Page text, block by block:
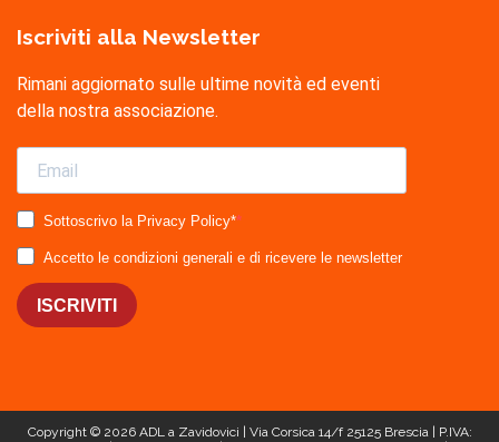
Iscriviti alla Newsletter
Rimani aggiornato sulle ultime novità ed eventi
della nostra associazione.
Sottoscrivo la Privacy Policy*
Accetto le condizioni generali e di ricevere le newsletter
ISCRIVITI
Copyright © 2026 ADL a Zavidovici | Via Corsica 14/f 25125 Brescia | P.IVA: